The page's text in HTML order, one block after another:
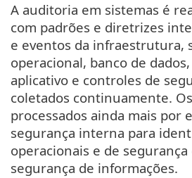
A auditoria em sistemas é
com padrões e diretrizes
e eventos da infraestrutura,
operacional, banco de
aplicativo e controles de
coletados continuamente.
processados ainda mais por
segurança interna para
operacionais e de
segurança de informações.